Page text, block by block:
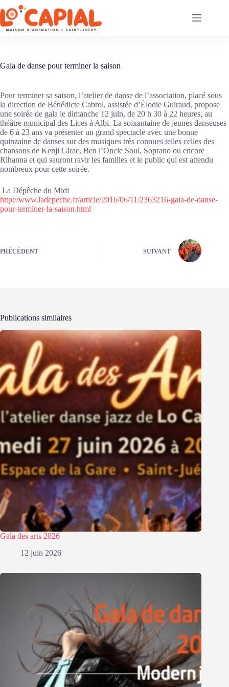
Passer
au
contenu
Gala de danse pour terminer la saison
Pour terminer sa saison, l’atelier de danse de l’association, placé sous
la direction de Bénédicte Cabrol, assistée d’Élodie Guiraud, propose
une soirée de gala le dimanche 12 juin, de 20 h 30 à 22 heures, au
théâtre municipal des Lices à Albi. La soixantaine de jeunes danseuses
de 6 à 23 ans va présenter un grand spectacle avec une bonne
quinzaine de danses sur des musiques très connues telles celles des
chansons de Kenji Girac, Ben l’Oncle Soul, Soprano ou encore
Rihanna et qui sauront ravir les familles et le public qui est attendu
nombreux pour cette soirée.
La Dépêche du Midi
http://www.ladepeche.fr/article/2016/06/11/2363216-gala-de-danse-
pour-terminer-la-saison.html
PRÉCÉDENT SUIVANT
Publications similaires
Gala des arts 2026
12 juin 2026